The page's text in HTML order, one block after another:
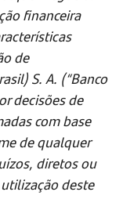
financeira
de
S. A. (“Banco
decisões de
com base
de qualquer
diretos ou
deste